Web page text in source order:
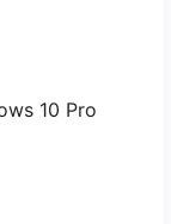
10 Pro